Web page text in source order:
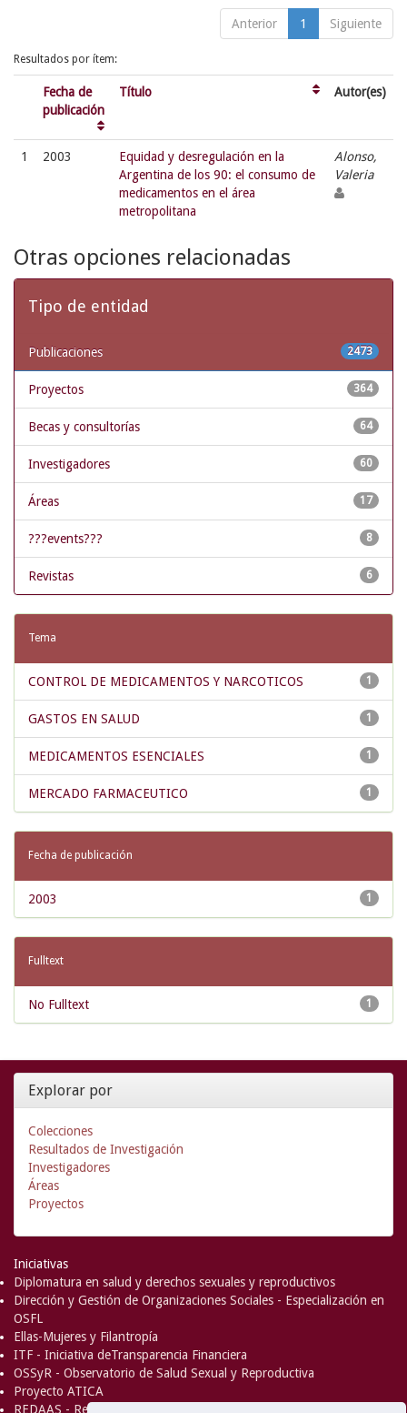
Anterior 1 Siguiente
Resultados por ítem:
Fecha de
publicación
Título Autor(es)
1 2003
Equidad y desregulación en la
Argentina de los 90: el consumo de
medicamentos en el área
metropolitana
Alonso,
Valeria
Otras opciones relacionadas
Tipo de entidad
2473
Publicaciones
364
Proyectos
64
Becas y consultorías
60
Investigadores
17
Áreas
8
???events???
6
Revistas
Tema
1
CONTROL DE MEDICAMENTOS Y NARCOTICOS
1
GASTOS EN SALUD
1
MEDICAMENTOS ESENCIALES
1
MERCADO FARMACEUTICO
Fecha de publicación
1
2003
Fulltext
1
No Fulltext
Explorar por
Colecciones
Resultados de Investigación
Investigadores
Áreas
Proyectos
Iniciativas
Diplomatura en salud y derechos sexuales y reproductivos
Dirección y Gestión de Organizaciones Sociales - Especialización en
OSFL
Ellas-Mujeres y Filantropía
ITF - Iniciativa deTransparencia Financiera
OSSyR - Observatorio de Salud Sexual y Reproductiva
Proyecto ATICA
REDAAS - Red de Acceso al Aborto Seguro